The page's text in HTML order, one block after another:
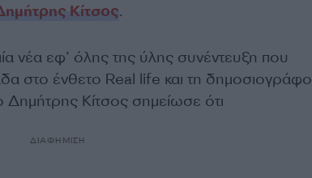
Κίτσος.
νέα εφ’ όλης της ύλης συνέντευξη που
στο ένθετο Real life και τη δημοσιογράφο
Κίτσος σημείωσε ότι
ΔΙΑΦΗΜΙΣΗ